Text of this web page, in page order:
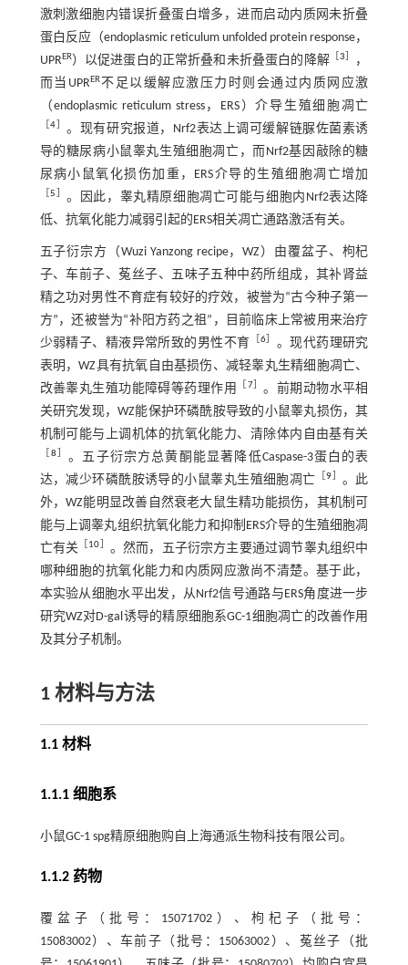
激刺激细胞内错误折叠蛋白增多，进而启动内质网未折叠
蛋白反应（endoplasmic reticulum unfolded protein response，
UPRER）以促进蛋白的正常折叠和未折叠蛋白的降解 ［3
，
而当UPRER不足以缓解应激压力时则会通过内质网应激
（endoplasmic reticulum stress，ERS）介导生殖细胞凋亡
［4
。现有研究报道，Nrf2表达上调可缓解链脲佐菌素诱
导的糖尿病小鼠睾丸生殖细胞凋亡，而Nrf2基因敲除的糖
尿病小鼠氧化损伤加重，ERS介导的生殖细胞凋亡增加
［5
。因此，睾丸精原细胞凋亡可能与细胞内Nrf2表达降
低、抗氧化能力减弱引起的ERS相关凋亡通路激活有关。
五子衍宗方（Wuzi Yanzong recipe，WZ）由覆盆子、枸杞
子、车前子、菟丝子、五味子五种中药所组成，其补肾益
精之功对男性不育症有较好的疗效，被誉为“古今种子第一
方”，还被誉为“补阳方药之祖”，目前临床上常被用来治疗
少弱精子、精液异常所致的男性不育
6］ 。现代药理研究
表明，WZ具有抗氧自由基损伤、减轻睾丸生精细胞凋亡、
改善睾丸生殖功能障碍等药理作用
7］ 。前期动物水平相
关研究发现，WZ能保护环磷酰胺导致的小鼠睾丸损伤，其
机制可能与上调机体的抗氧化能力、清除体内自由基有关
8
。五子衍宗方总黄酮能显著降低Caspase-3蛋白的表
达，减少环磷酰胺诱导的小鼠睾丸生殖细胞凋亡 ［9
。此
外，WZ能明显改善自然衰老大鼠生精功能损伤，其机制可
能与上调睾丸组织抗氧化能力和抑制ERS介导的生殖细胞凋
亡有关
10
。然而，五子衍宗方主要通过调节睾丸组织中
哪种细胞的抗氧化能力和内质网应激尚不清楚。基于此，
本实验从细胞水平出发，从Nrf2信号通路与ERS角度进一步
研究WZ对D-gal诱导的精原细胞系GC-1细胞凋亡的改善作用
及其分子机制。
1 材料与方法
1.1 材料
1.1.1 细胞系
小鼠GC-1 spg精原细胞购自上海通派生物科技有限公司。
1.1.2 药物
覆盆子（批号：15071702）、枸杞子（批号：
15083002）、车前子（批号：15063002）、菟丝子（批